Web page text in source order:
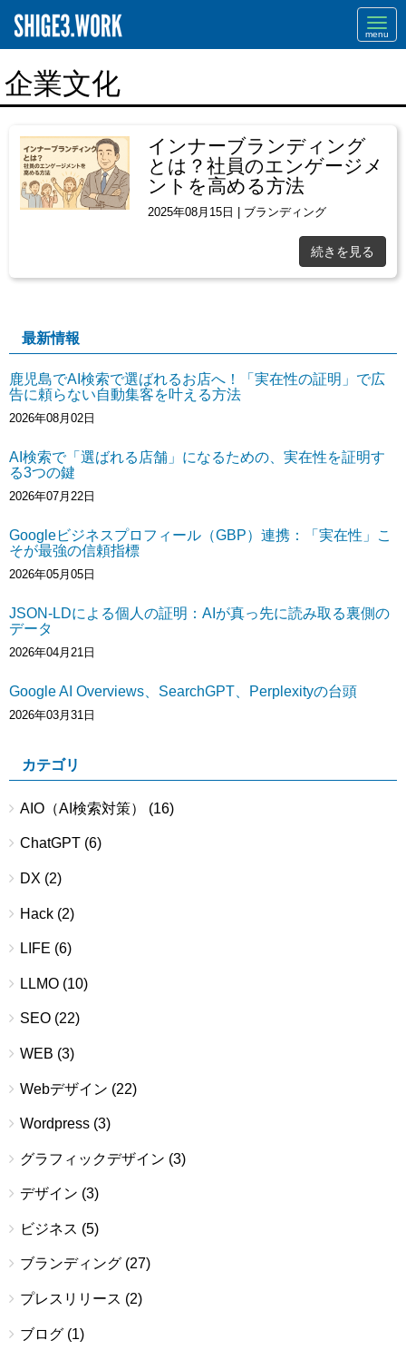
企業文化
インナーブランディング
とは？社員のエンゲージメ
ントを高める方法
2025年08月15日 ブランディング
続きを見る
最新情報
鹿児島でAI検索で選ばれるお店へ！「実在性の証明」で広
告に頼らない自動集客を叶える方法
2026年08月02日
AI検索で「選ばれる店舗」になるための、実在性を証明す
る3つの鍵
2026年07月22日
Googleビジネスプロフィール（GBP）連携：「実在性」こ
そが最強の信頼指標
2026年05月05日
JSON-LDによる個人の証明：AIが真っ先に読み取る裏側の
データ
2026年04月21日
Google AI Overviews、SearchGPT、Perplexityの台頭
2026年03月31日
カテゴリ
AIO（AI検索対策） (16)
ChatGPT (6)
DX (2)
Hack (2)
LIFE (6)
LLMO (10)
SEO (22)
WEB (3)
Webデザイン (22)
Wordpress (3)
グラフィックデザイン (3)
デザイン (3)
ビジネス (5)
ブランディング (27)
プレスリリース (2)
ブログ (1)